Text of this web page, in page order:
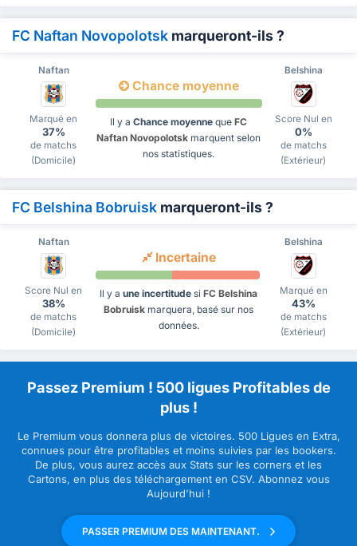
FC Naftan Novopolotsk marqueront-ils ?
Naftan Belshina
Marqué en
37%
de matchs
(Domicile)
Chance moyenne
Il y a Chance moyenne que FC
Naftan Novopolotsk marquent selon
nos statistiques.
Score Nul en
0%
de matchs
(Extérieur)
FC Belshina Bobruisk marqueront-ils ?
Naftan Belshina
Score Nul en
38%
de matchs
(Domicile)
Incertaine
Il y a une incertitude si FC Belshina
Bobruisk marquera, basé sur nos
données.
Marqué en
43%
de matchs
(Extérieur)
Passez Premium ! 500 ligues Profitables de
plus !
Le Premium vous donnera plus de victoires. 500 Ligues en Extra,
connues pour être profitables et moins suivies par les bookers.
De plus, vous aurez accès aux Stats sur les corners et les
Cartons, en plus des téléchargement en CSV. Abonnez vous
Aujourd'hui !
PASSER PREMIUM DES MAINTENANT.